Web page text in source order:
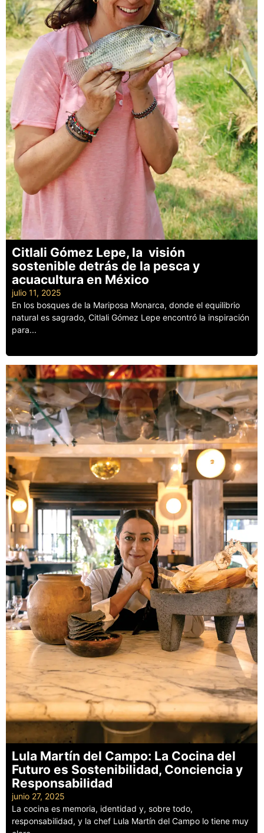
Citlali Gómez Lepe, la visión
sostenible detrás de la pesca y
acuacultura en México
julio 11, 2025
En los bosques de la Mariposa Monarca, donde el equilibrio
natural es sagrado, Citlali Gómez Lepe encontró la inspiración
para...
Lula Martín del Campo: La Cocina del
Futuro es Sostenibilidad, Conciencia y
Responsabilidad
junio 27, 2025
La cocina es memoria, identidad y, sobre todo,
responsabilidad, y la chef Lula Martín del Campo lo tiene muy